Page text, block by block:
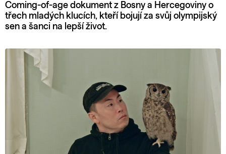
Coming-of-age dokument z Bosny a Hercegoviny o
třech mladých klucích, kteří bojují za svůj olympijský
sen a šanci na lepší život.